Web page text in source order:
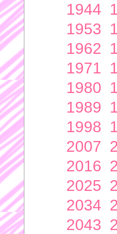
1944
1953
1962
1971
1980
1989
1998
2007
2016
2025
2034
2043